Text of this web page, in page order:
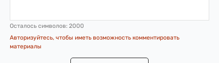
Осталось символов: 2000
Авторизуйтесь, чтобы иметь возможность комментировать
материалы